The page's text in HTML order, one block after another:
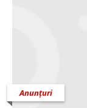
Anunțuri